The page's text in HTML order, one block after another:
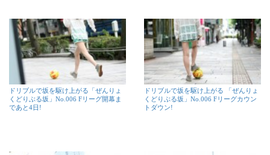
ドリブルで坂を駆け上がる「ぜんりょ
くどりぶる坂」No.006 Fリーグ開幕ま
であと4日!
ドリブルで坂を駆け上がる 「ぜんりょ
くどりぶる坂」No.006 Fリーグカウン
トダウン!